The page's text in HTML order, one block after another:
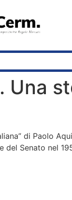
Una
di Paolo
del Senato nel